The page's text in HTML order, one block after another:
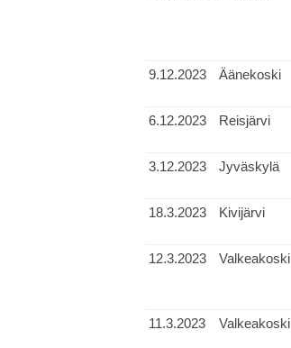
9.12.2023 Äänekoski
6.12.2023
Reisjärvi
3.12.2023
Jyväskylä
18.3.2023
Kivijärvi
12.3.2023
Valkeakoski
11.3.2023 Valkeakoski